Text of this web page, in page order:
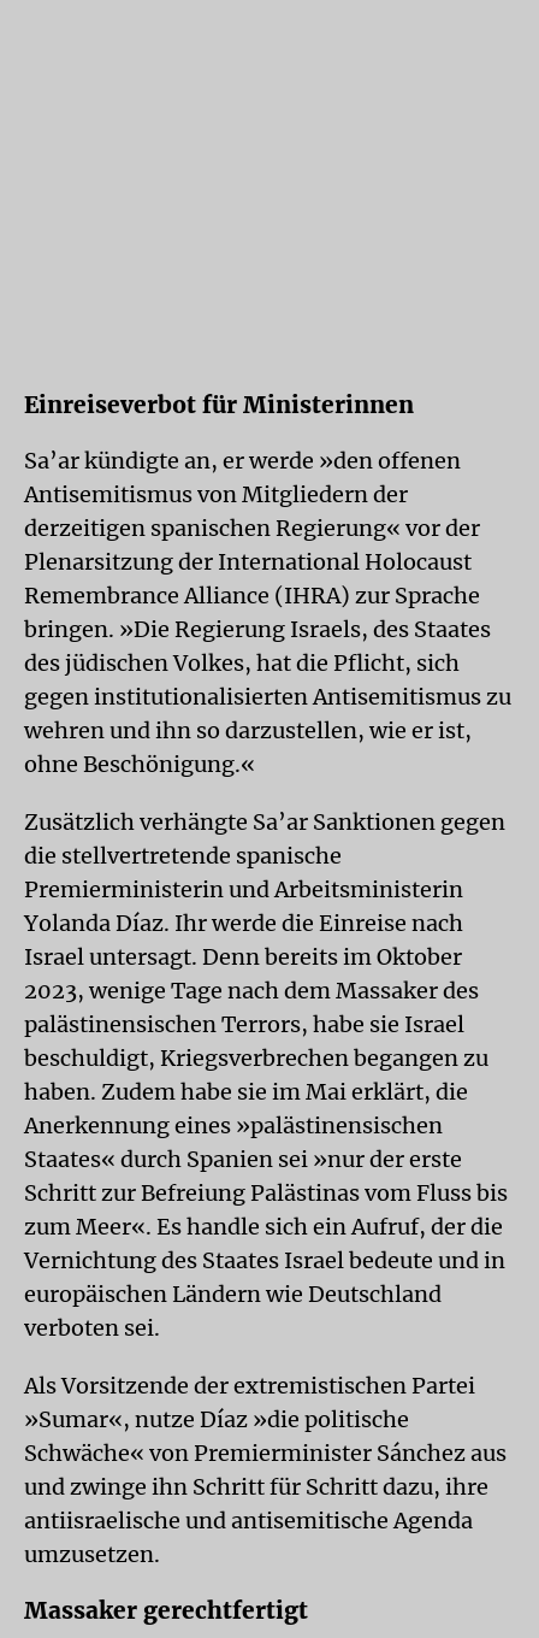
Einreiseverbot für Ministerinnen
Sa’ar kündigte an, er werde »den offenen
Antisemitismus von Mitgliedern der
derzeitigen spanischen Regierung« vor der
Plenarsitzung der International Holocaust
Remembrance Alliance (IHRA) zur Sprache
bringen. »Die Regierung Israels, des Staates
des jüdischen Volkes, hat die Pflicht, sich
gegen institutionalisierten Antisemitismus zu
wehren und ihn so darzustellen, wie er ist,
ohne Beschönigung.«
Zusätzlich verhängte Sa’ar Sanktionen gegen
die stellvertretende spanische
Premierministerin und Arbeitsministerin
Yolanda Díaz. Ihr werde die Einreise nach
Israel untersagt. Denn bereits im Oktober
2023, wenige Tage nach dem Massaker des
palästinensischen Terrors, habe sie Israel
beschuldigt, Kriegsverbrechen begangen zu
haben. Zudem habe sie im Mai erklärt, die
Anerkennung eines »palästinensischen
Staates« durch Spanien sei »nur der erste
Schritt zur Befreiung Palästinas vom Fluss bis
zum Meer«. Es handle sich ein Aufruf, der die
Vernichtung des Staates Israel bedeute und in
europäischen Ländern wie Deutschland
verboten sei.
Als Vorsitzende der extremistischen Partei
»Sumar«, nutze Díaz »die politische
Schwäche« von Premierminister Sánchez aus
und zwinge ihn Schritt für Schritt dazu, ihre
antiisraelische und antisemitische Agenda
umzusetzen.
Massaker gerechtfertigt